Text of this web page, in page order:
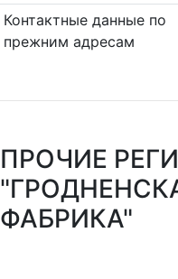
Контактные данные по
прежним адресам
ПРОЧИЕ
ФАБРИКА"